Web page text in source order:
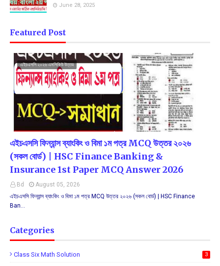
June 28, 2025
Featured Post
এইচএসসি ২০২৬ এমসিকিউ উত্তর
এইচএসসি ফিন্যান্স ব্যাংকিং ও বিমা ১ম পত্র MCQ উত্তর ২০২৬
(সকল বোর্ড) | HSC Finance Banking &
Insurance 1st Paper MCQ Answer 2026
Bd
August 05, 2026
এইচএসসি ফিন্যান্স ব্যাংকিং ও বিমা ১ম পত্র MCQ উত্তর ২০২৬ (সকল বোর্ড) | HSC Finance
Ban…
Categories
Class Six Math Solution 3